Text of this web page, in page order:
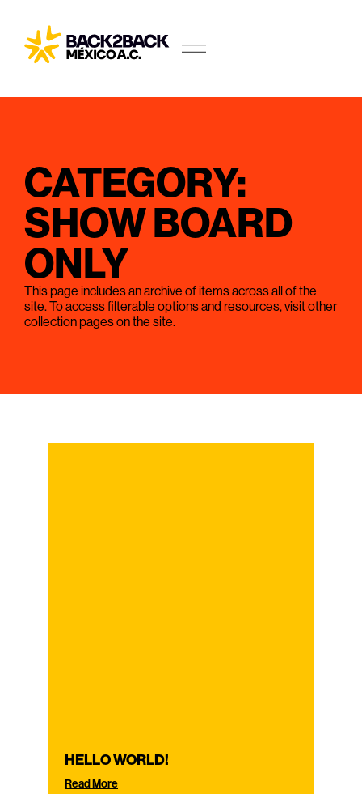
CATEGORY:
SHOW BOARD
ONLY
This page includes an archive of items across all of the
site. To access filterable options and resources, visit other
collection pages on the site.
HELLO WORLD!
Read More